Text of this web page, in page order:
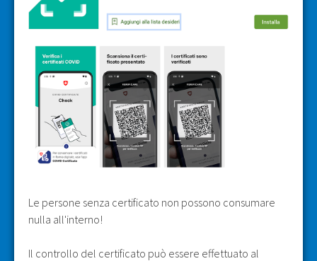
Le persone senza certificato non possono consumare
nulla all'interno!
Il controllo del certificato può essere effettuato al